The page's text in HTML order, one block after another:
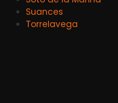
Suances
Torrelavega